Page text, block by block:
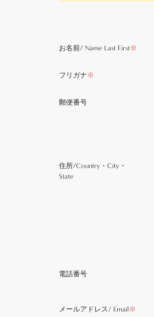
お名前/ Name Last First※
フリガナ※
郵便番号
住所/Country・City・
State
電話番号
メールアドレス/ Email※